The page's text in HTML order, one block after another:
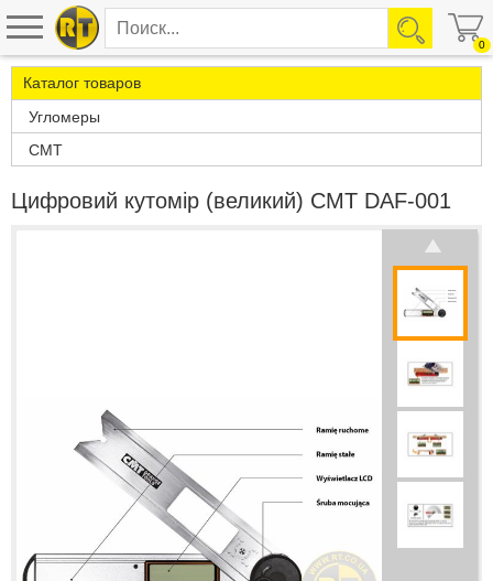
0
Каталог товаров
Угломеры
CMT
Цифровий кутомір (великий) CMT DAF-001